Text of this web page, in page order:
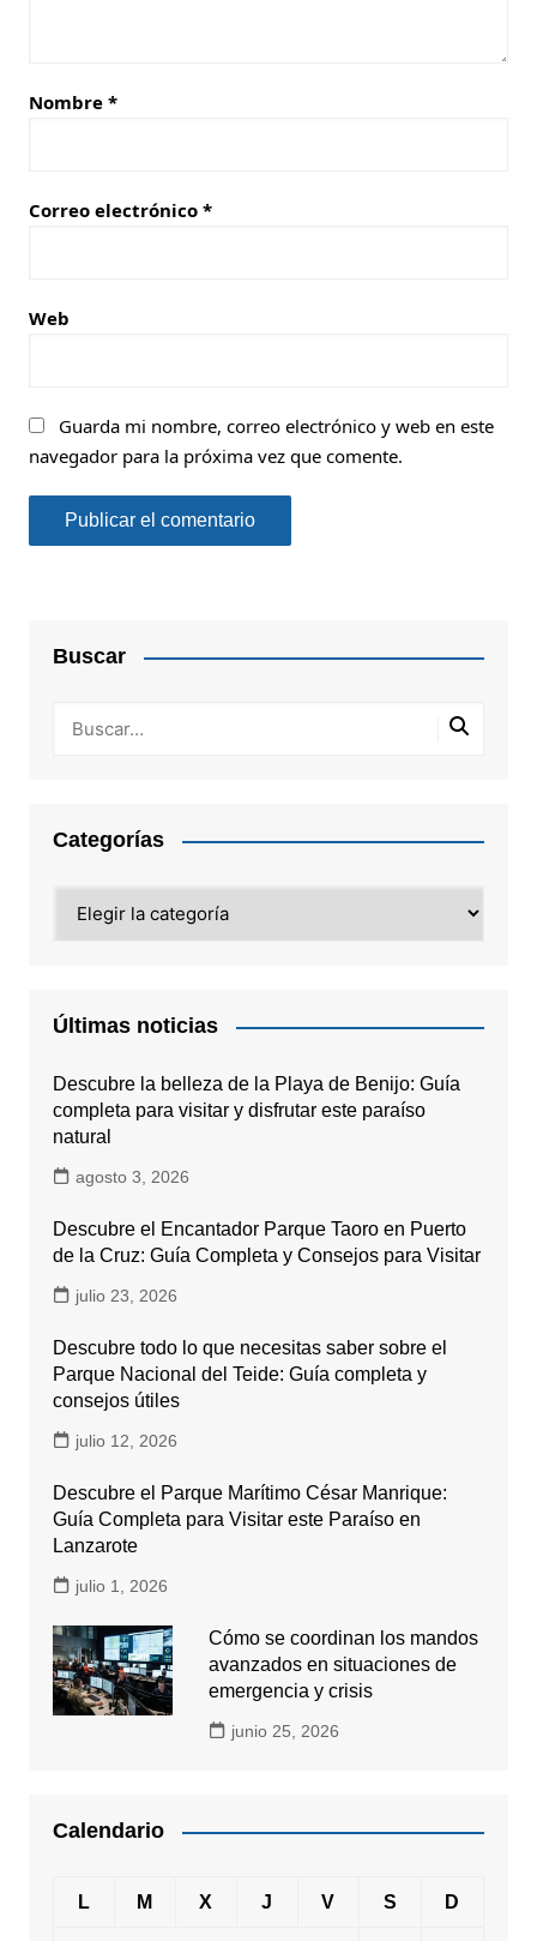
Nombre *
Correo electrónico *
Web
Guarda mi nombre, correo electrónico y web en este
navegador para la próxima vez que comente.
Buscar
Categorías
Últimas noticias
Descubre la belleza de la Playa de Benijo: Guía
completa para visitar y disfrutar este paraíso
natural
agosto 3, 2026
Descubre el Encantador Parque Taoro en Puerto
de la Cruz: Guía Completa y Consejos para Visitar
julio 23, 2026
Descubre todo lo que necesitas saber sobre el
Parque Nacional del Teide: Guía completa y
consejos útiles
julio 12, 2026
Descubre el Parque Marítimo César Manrique:
Guía Completa para Visitar este Paraíso en
Lanzarote
julio 1, 2026
Cómo se coordinan los mandos
avanzados en situaciones de
emergencia y crisis
junio 25, 2026
Calendario
L M X J V S D